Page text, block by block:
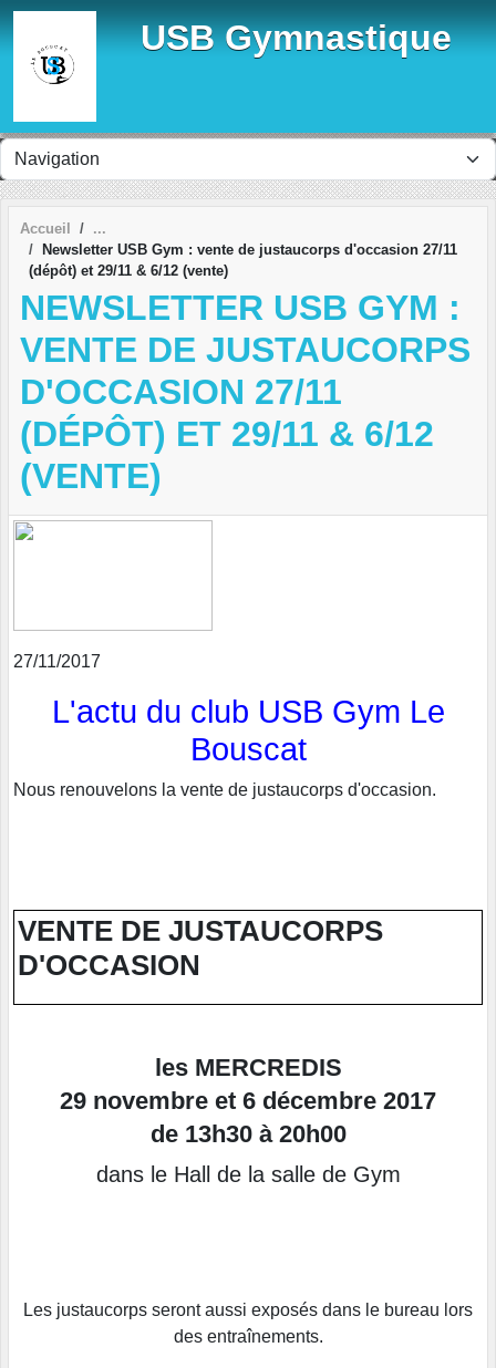
USB Gymnastique
Accueil
Newsletter USB Gym : vente de justaucorps d'occasion 27/11
(dépôt) et 29/11 & 6/12 (vente)
NEWSLETTER USB GYM :
VENTE DE JUSTAUCORPS
D'OCCASION 27/11
(DÉPÔT) ET 29/11 & 6/12
(VENTE)
27/11/2017
L'actu du club USB Gym Le
Bouscat
Nous renouvelons la vente de justaucorps d'occasion.
VENTE DE JUSTAUCORPS
D'OCCASION
les MERCREDIS
29 novembre et 6 décembre 2017
de 13h30 à 20h00
dans le Hall de la salle de Gym
Les justaucorps seront aussi exposés dans le bureau lors
des entraînements.
Panneau de gestion des cookies